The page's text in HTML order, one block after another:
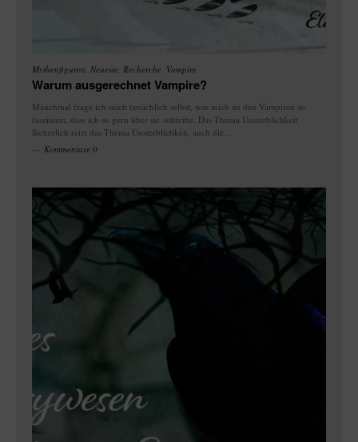
Mythenfiguren Neueste Recherche Vampire
Warum ausgerechnet Vampire?
Manchmal frage ich mich tatsächlich selbst, was mich an den Vampiren so
fasziniert, dass ich so gern über sie schreibe. Das Thema Unsterblichkeit
Sicherlich reizt das Thema Unsterblichkeit, auch die...
Kommentare 0